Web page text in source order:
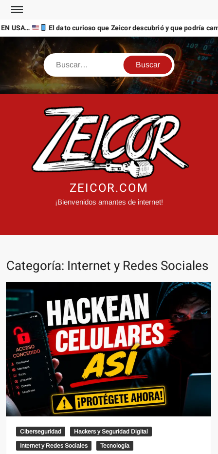
Saltar
contenido
USA… El dato curioso que Zeicor descubrió y que podría
Buscar
ZEICOR.COM
¡Bienvenidos amantes de internet!
Categoría: Internet y Redes Sociales
Ciberseguridad Hackers y Seguridad Digital
Internet y Redes Sociales Tecnología